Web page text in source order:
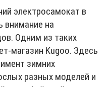
электросамокат в
внимание на
Одним из таких
магазин Kugoo. Здесь
зимних
разных моделей и